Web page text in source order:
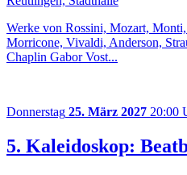
Werke von Rossini, Mozart,
Morricone, Vivaldi, Anderson,
Chaplin Gabor Vost...
Donnerstag 25. März 2027 20:00
5. Kaleidoskop: